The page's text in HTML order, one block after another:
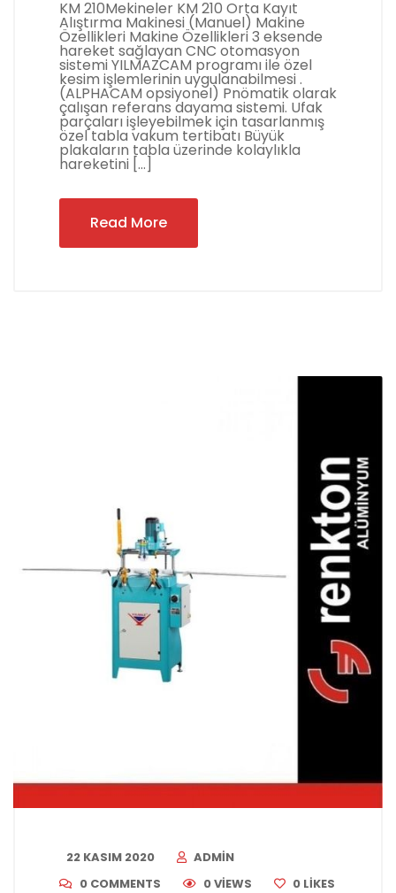
KM 210Mekineler KM 210 Orta Kayıt
Alıştırma Makinesi (Manuel) Makine
Özellikleri Makine Özellikleri 3 eksende
hareket sağlayan CNC otomasyon
sistemi YILMAZCAM programı ile özel
kesim işlemlerinin uygulanabilmesi .
(ALPHACAM opsiyonel) Pnömatik olarak
çalışan referans dayama sistemi. Ufak
parçaları işleyebilmek için tasarlanmış
özel tabla vakum tertibatı Büyük
plakaların tabla üzerinde kolaylıkla
hareketini […]
Read More
22 KASIM 2020
ADMIN
0 COMMENTS
0 VIEWS 0 LIKES